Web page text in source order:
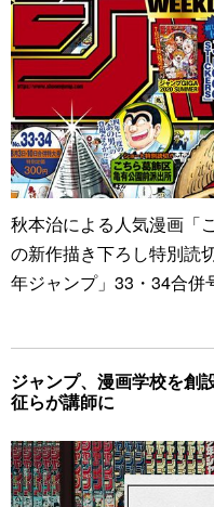
秋本治による人気漫画「
の新作描き下ろし特別読
年ジャンプ」33・34合併
ジャンプ、漫画学校を創
征らが講師に